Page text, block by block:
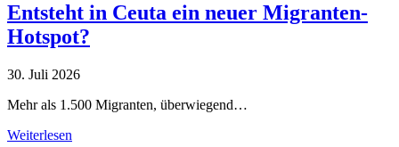
Entsteht in Ceuta ein neuer Migranten-
Hotspot?
30. Juli 2026
Mehr als 1.500 Migranten, überwiegend…
Weiterlesen